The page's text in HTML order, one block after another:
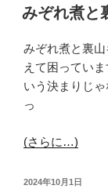
稿
日:
みぞれ煮と
みぞれ煮と裏
えて困ってい
いう決まりじ
っ
(さらに…)
投
2024年10月1日